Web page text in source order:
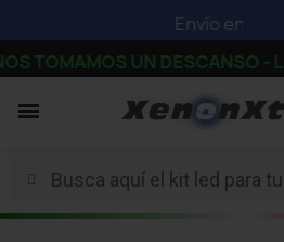
Envío en 3-5
TOMAMOS UN DESCANSO -